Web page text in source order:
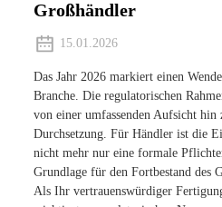
Großhändler
15.01.2026
Das Jahr 2026 markiert einen
Branche. Die regulatorischen
von einer umfassenden Aufsicht hin
Durchsetzung. Für Händler ist die
nicht mehr nur eine formale
Grundlage für den Fortbestand des
Als Ihr vertrauenswürdiger